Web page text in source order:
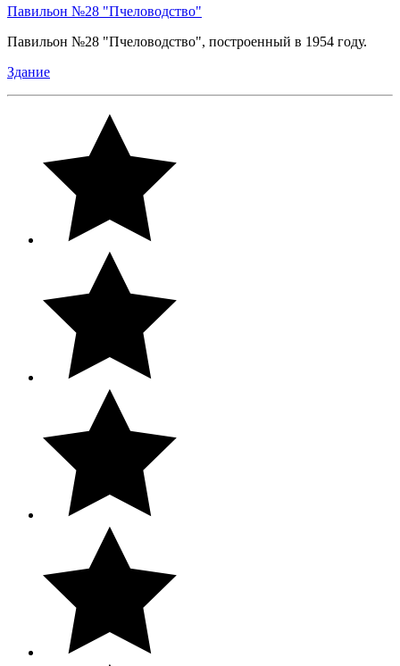
Павильон №28 "Пчеловодство"
Павильон №28 "Пчеловодство", построенный в 1954 году.
Здание